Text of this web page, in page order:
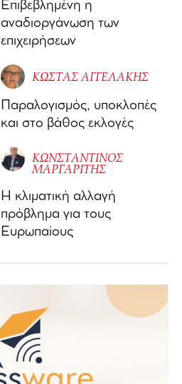
Επιβεβλημένη η
αναδιοργάνωση των
επιχειρήσεων
ΚΩΣΤΑΣ ΑΓΓΕΛΑΚΗΣ
Παραλογισμός, υποκλοπές
και στο βάθος εκλογές
ΚΩΝΣΤΑΝΤΙΝΟΣ
ΜΑΡΓΑΡΙΤΗΣ
Η κλιματική αλλαγή
πρόβλημα για τους
Ευρωπαίους